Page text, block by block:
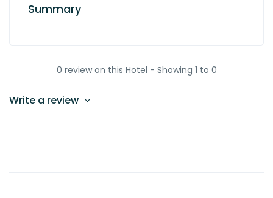
Summary
0 review on this Hotel - Showing 1 to 0
Write a review